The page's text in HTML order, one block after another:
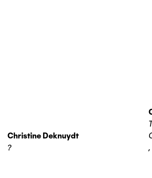
Christine Deknuydt
?
,